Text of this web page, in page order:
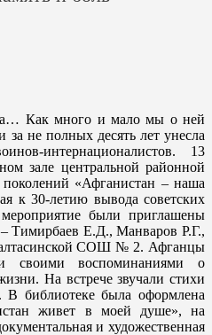
Как много и мало мы о ней
не полных десять лет унесла
интернационалистов. 13
зале центральной районной
«Афганистан – наша
к 30-летию вывода советских
были приглашены
Тимирбаев Е.Д., Манваров Р.Г.,
СОШ № 2. Афганцы
своими воспоминаниями о
На встрече звучали стихи
В библиотеке была оформлена
живет в моей душе», на
и художественная